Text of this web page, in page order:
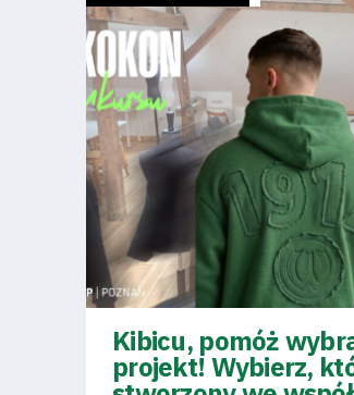
Kibicu, pomóż
projekt! Wybierz,